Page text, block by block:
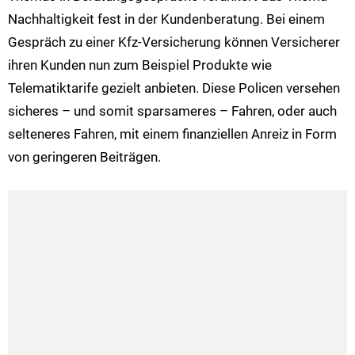
Nachhaltigkeit fest in der Kundenberatung. Bei einem
Gespräch zu einer Kfz-Versicherung können Versicherer
ihren Kunden nun zum Beispiel Produkte wie
Telematiktarife gezielt anbieten. Diese Policen versehen
sicheres – und somit sparsameres – Fahren, oder auch
selteneres Fahren, mit einem finanziellen Anreiz in Form
von geringeren Beiträgen.